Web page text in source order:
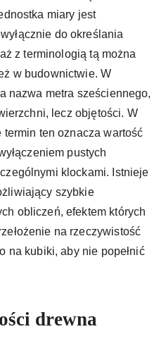
miary jest
do określania
z terminologią tą można
w budownictwie. W
nazwa metra sześciennego,
lecz objętości. W
ten oznacza wartość
pustych
klockami. Istnieje
szybkie
obliczeń, efektem których
na rzeczywistość
na kubiki, aby nie popełnić
drewna